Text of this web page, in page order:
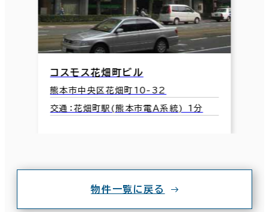
コスモス花畑町ビル
熊本市中央区花畑町10-32
交通：花畑町駅(熊本市電Ａ系統) 1分
物件一覧に戻る